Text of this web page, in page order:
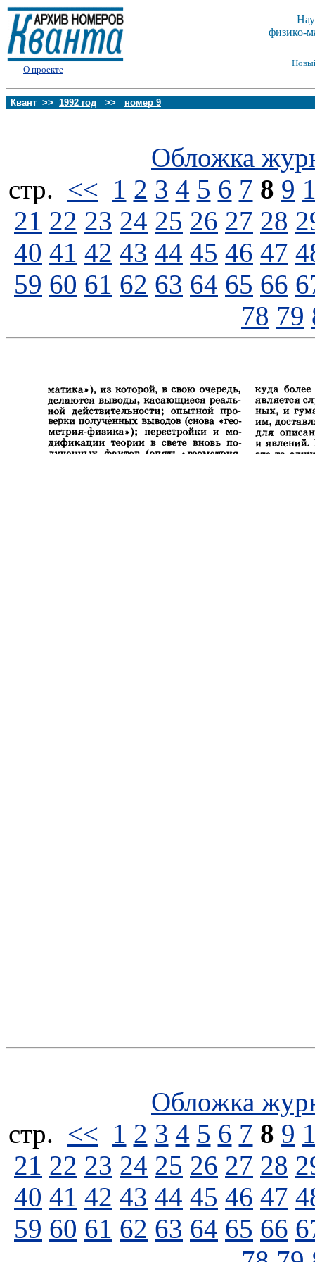
О проекте
физико-
Квант >> 1992 год >> номер 9
Обложка
стp. << 1 2 3 4 5 6 7 8 9
21 22 23 24 25 26 27 28
40 41 42 43 44 45 46 47
59 60 61 62 63 64 65 66
78 79
Обложка
стp. << 1 2 3 4 5 6 7 8 9
21 22 23 24 25 26 27 28
40 41 42 43 44 45 46 47
59 60 61 62 63 64 65 66